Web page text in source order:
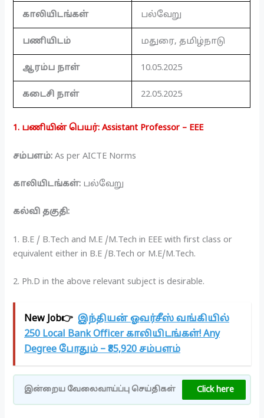
காலியிடங்கள் பல்வேறு
பணியிடம் மதுரை, தமிழ்நாடு
ஆரம்ப நாள் 10.05.2025
கடைசி நாள் 22.05.2025
1. பணியின் பெயர்: Assistant Professor – EEE
சம்பளம்: As per AICTE Norms
காலியிடங்கள்: பல்வேறு
கல்வி தகுதி:
1. B.E / B.Tech and M.E /M.Tech in EEE with first class or
equivalent either in B.E /B.Tech or M.E/M.Tech.
2. Ph.D in the above relevant subject is desirable.
New Job👉 இந்தியன் ஓவர்சீஸ் வங்கியில்
250 Local Bank Officer காலியிடங்கள்! Any
Degree போதும் – ₹85,920 சம்பளம்
இன்றைய வேலைவாய்ப்பு செய்திகள் Click here